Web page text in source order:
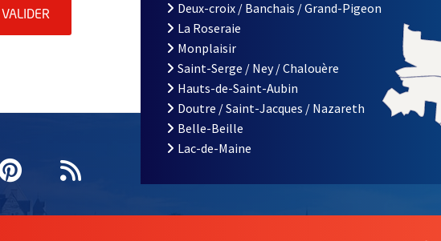
ville d'Angers, indiquez votre email (champ obligatoire)
VALIDER ENVOYER MA DEMANDE D'INSCRIPTION À LA LETTRE
fenêtre
nouvelle fenêtre
une nouvelle fenêtre
Pinterest
, Ouvre une nouvelle fenêtre
Flux RSS
Deux-croix / Banchais / Grand-Pigeon
La Roseraie
Monplaisir
Saint-Serge / Ney / Chalouère
Hauts-de-Saint-Aubin
Doutre / Saint-Jacques / Nazareth
Belle-Beille
Lac-de-Maine